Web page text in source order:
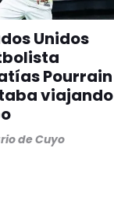
Unidos
Pourrain
viajando
de Cuyo